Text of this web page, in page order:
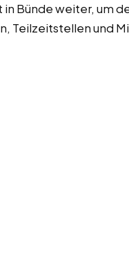
in Bünde weiter, um
Teilzeitstellen und